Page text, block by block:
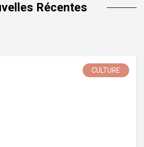
Récentes
CULTURE